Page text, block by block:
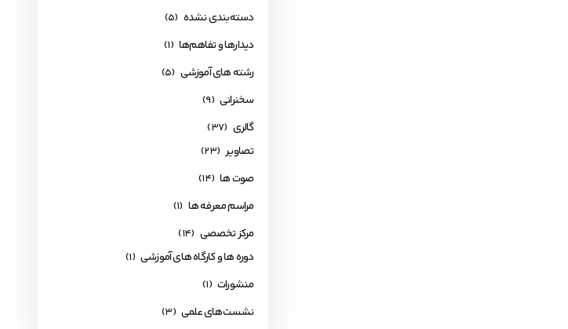
دسته‌بندی نشده (5)
دیدارها و تفاهم‌ها (1)
رشته های آموزشی (5)
سخنرانی (9)
گالری (37)
تصاویر (23)
صوت ها (14)
مراسم معرفه ها (1)
مرکز تخصصی (14)
دوره ها و کارگاه های آموزشی (1)
منشورات (1)
نشست‌های علمی (3)